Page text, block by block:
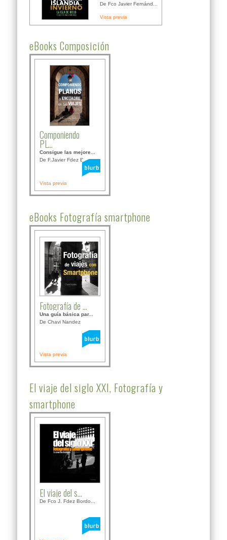
De Fco Javier Fernánd...
Vista previa
eBooks Composición
Componiendo
PL...
Consigue las mejore...
De F.Javier Fdez Bor...
Vista previa
eBooks Fotografía smartphone
Fotografía de ...
Una guía básica par...
De Chavi Nandez
Vista previa
El viaje del siglo XXI, Fotografía y
smartphone
El viaje del s...
De Fco J. Fdez Bordo...